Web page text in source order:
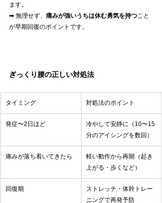
ます。
➡ 無理せず、 痛みが強いうちは休む勇気を持つこと
が早期回復のポイントです。
ぎっくり腰の正しい対処法
タイミング 対処法のポイント
発症〜2日ほど
冷やして安静に（10〜15
分のアイシングを数回）
痛みが落ち着いてきたら
軽い動作から再開（起き
上がる・歩くなど）
回復期
ストレッチ・体幹トレー
ニングで再発予防